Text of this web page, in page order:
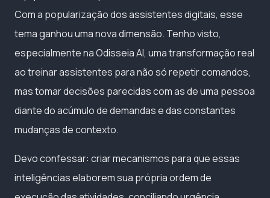
Com a popularização dos assistentes digitais, esse
tema ganhou uma nova dimensão. Tenho visto,
especialmente na Odisseia AI, uma transformação real
ao treinar assistentes para não só repetir comandos,
mas tomar decisões parecidas com as de uma pessoa
diante do acúmulo de demandas e das constantes
mudanças de contexto.
Devo confessar: criar mecanismos para que essas
inteligências elaborem sua própria ordem de